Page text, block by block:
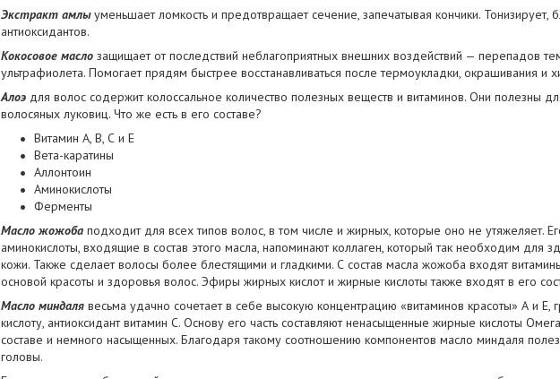
Экстракт амлыуменьшает ломкость и предотвращает сечение, запечатывая кончики. Тонизирует,
антиоксидантов.
Кокосовое масло защищает от последствий неблагоприятных внешних воздействий — перепадов
ультрафиолета. Помогает прядям быстрее восстанавливаться после термоукладки, окрашивания и
Алоэ для волос содержит колоссальное количество полезных веществ и витаминов. Они полезны
волосяных луковиц. Что же есть в его составе?
Витамин А, В, С и Е
Вета-каратины
Аллонтоин
Аминокислоты
Ферменты
Масло жожоба подходит для всех типов волос, в том числе и жирных, которые оно не утяжеляет.
аминокислоты, входящие в состав этого масла, напоминают коллаген, который так необходим для
кожи. Также сделает волосы более блестящими и гладкими. С состав масла жожоба входят
основой красоты и здоровья волос. Эфиры жирных кислот и жирные кислоты также входят в его
Масло миндаля весьма удачно сочетает в себе высокую концентрацию «витаминов красоты» А и
кислоту, антиоксидант витамин С. Основу его часть составляют ненасыщенные жирные кислоты
составе и немного насыщенных. Благодаря такому соотношению компонентов масло миндаля
головы.